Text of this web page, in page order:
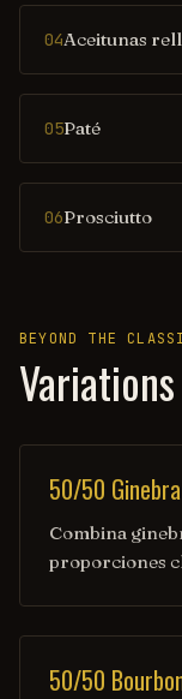
04Aceitunas
05Paté
06Prosciutto
BEYOND THE
Variations
50/50
Combina
proporciones
50/50